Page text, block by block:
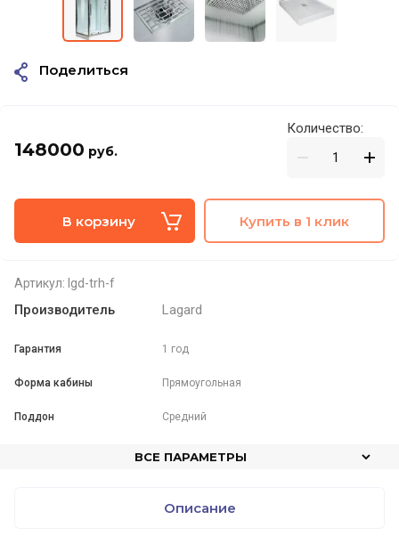
148000 руб.
Количество:
В корзину Купить в 1 клик
Артикул: lgd-trh-f
Производитель Lagard
Гарантия 1 год
Форма кабины Прямоугольная
Поддон Средний
ВСЕ ПАРАМЕТРЫ
Поделиться
Описание